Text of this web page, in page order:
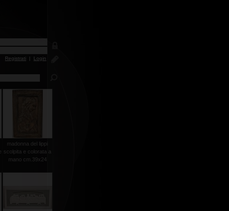
Registrati | Login
madonna del lippi
scolpita e colorata a
mano cm.39x24